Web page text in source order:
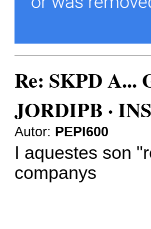
Re: SKPD
JORDIPB ·
Autor: PEPI600
I aquestes son
companys